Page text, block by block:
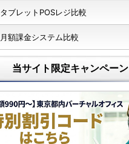
タブレットPOSレジ比較
月額課金システム比較
当サイト限定キャンペーン